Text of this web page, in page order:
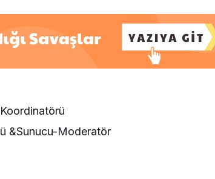
&Sunucu-Moderatör